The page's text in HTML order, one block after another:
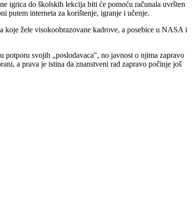
igrica do školskih lekcija biti će pomoću računala uvršten
putem interneta za korištenje, igranje i učenje.
koje žele visokoobrazovane kadrove, a posebice u NASA i
svojih „poslodavaca", no javnost o njima zapravo
a prava je istina da znanstveni rad zapravo počinje još